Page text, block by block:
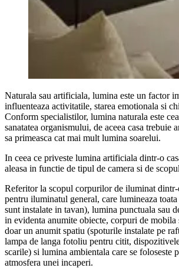
Naturala sau artificiala, lumina este un factor
influenteaza activitatile, starea emotionala si
Conform specialistilor, lumina naturala este
sanatatea organismului, de aceea casa trebuie
sa primeasca cat mai mult lumina soarelui.
In ceea ce priveste lumina artificiala dintr-o
aleasa in functie de tipul de camera si de
Referitor la scopul corpurilor de iluminat dintr-
pentru iluminatul general, care lumineaza
sunt instalate in tavan), lumina punctuala sau
in evidenta anumite obiecte, corpuri de mobila
doar un anumit spatiu (spoturile instalate pe
lampa de langa fotoliu pentru citit,
scarile) si lumina ambientala care se foloseste
atmosfera unei incaperi.